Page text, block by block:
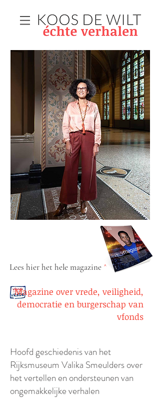
Lees hier het hele magazine ^
Magazine over vrede, veiligheid,
democratie en burgerschap van
vfonds
Hoofd geschiedenis van het
Rijksmuseum Valika Smeulders over
het vertellen en ondersteunen van
ongemakkelijke verhalen